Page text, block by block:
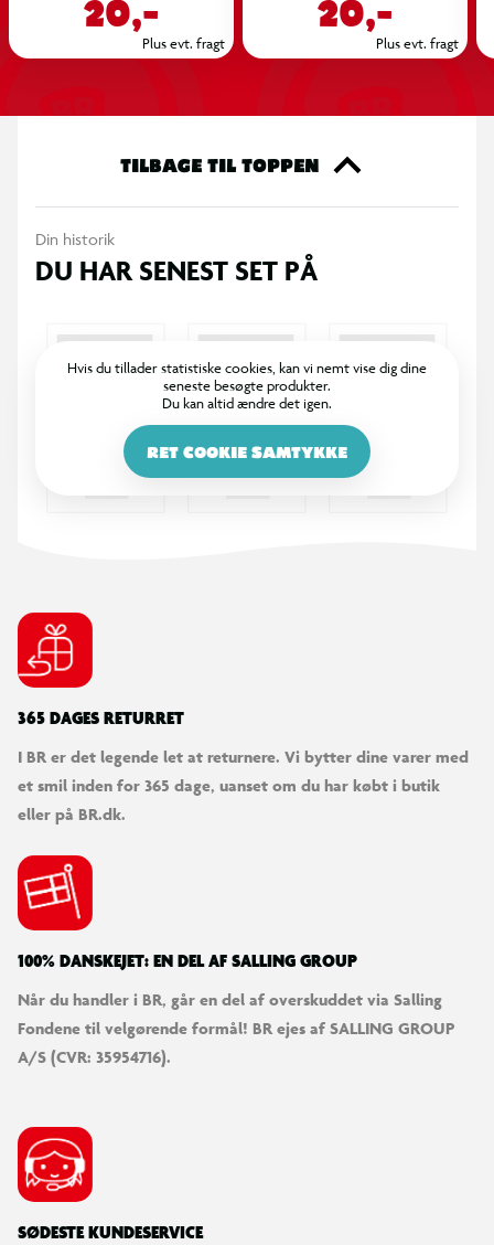
20,-
Plus evt. fragt
20,-
Plus evt. fragt
TILBAGE TIL TOPPEN
Din historik
DU HAR SENEST SET PÅ
Hvis du tillader statistiske cookies, kan vi nemt vise dig dine
seneste besøgte produkter.
Du kan altid ændre det igen.
RET COOKIE SAMTYKKE
365 DAGES RETURRET
I BR er det legende let at returnere. Vi bytter dine varer med
et smil inden for 365 dage, uanset om du har købt i butik
eller på BR.dk.
100% DANSKEJET: EN DEL AF SALLING GROUP
Når du handler i BR, går en del af overskuddet via Salling
Fondene til velgørende formål! BR ejes af SALLING GROUP
A/S (CVR: 35954716).
SØDESTE KUNDESERVICE